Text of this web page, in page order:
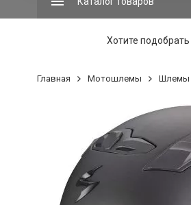
Хотите
Главная Мотошлемы Шлемы